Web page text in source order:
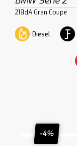
218dA Gran Coupe
Diesel
-4%